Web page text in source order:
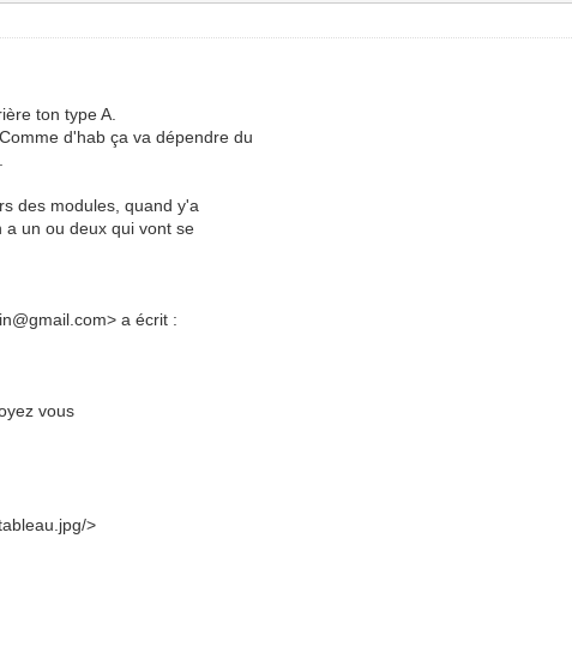
ton type A.
d'hab ça va dépendre du
des modules, quand y'a
a un ou deux qui vont se
a écrit :
vous
>